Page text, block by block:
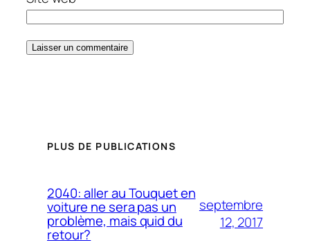
PLUS DE PUBLICATIONS
2040: aller au Touquet en
voiture ne sera pas un
problème, mais quid du
retour?
septembre
12, 2017